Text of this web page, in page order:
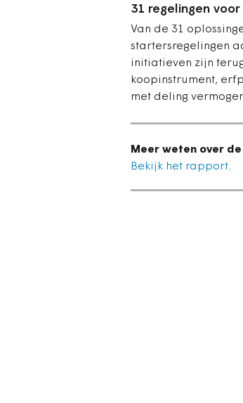
31 regelingen
Van de 31
startersregelingen
initiatieven zijn
koopinstrument,
met deling
Meer weten over
Bekijk het rapport.